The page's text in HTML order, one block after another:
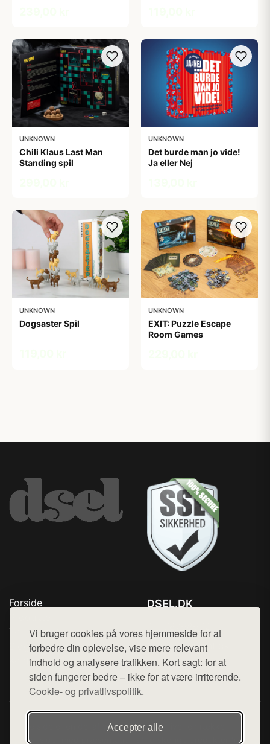
Vi bruger cookies på vores hjemmeside for at
forbedre din oplevelse, vise mere relevant
indhold og analysere trafikken. Kort sagt: for at
siden fungerer bedre – ikke for at være irriterende.
Cookie- og privatlivspolitik.
Accepter alle
UNKNOWN
Chili Klaus Last Man
Standing spil
UNKNOWN
Det burde man jo vide!
Ja eller Nej
UNKNOWN
Dogsaster Spil
UNKNOWN
EXIT: Puzzle Escape
Room Games
Forside
Top Rabatter
Blog
Kontakt
DSEL.DK
Mail: hej@want.dk
Cookie- og privatlivspolitik
Denne side er en del af want.dk, der udgiver en række
hjemmesider med præsentation af forskellige produkter fra